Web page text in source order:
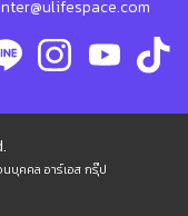
นบุคคล อาร์เอส กรุ๊ป